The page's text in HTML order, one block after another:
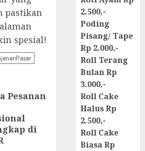
pastikan
spesial!
Pesanan
di
2.500,-
Poding
Pisang/ Tape
Rp 2.000,-
Roll Terang
Bulan Rp
3.000,-
Roll Cake
Halus Rp
2.500,-
Roll Cake
Biasa Rp